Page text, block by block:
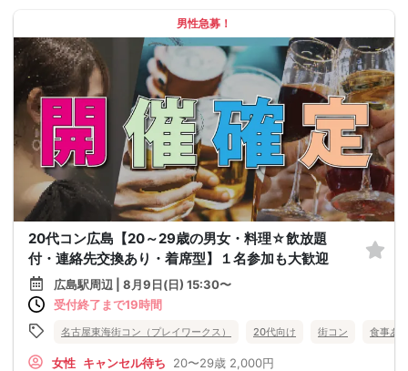
男性急募！
20代コン広島【20～29歳の男女・料理☆飲放題
付・連絡先交換あり・着席型】１名参加も大歓迎
広島駅周辺 | 8月9日(日) 15:30〜
受付終了まで19時間
名古屋東海街コン（プレイワークス） 20代向け 街コン 食事あ
女性 キャンセル待ち 20〜29歳 2,000円